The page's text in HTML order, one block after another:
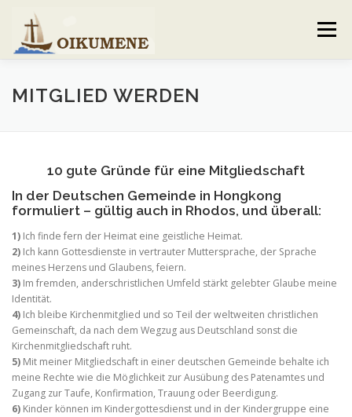
content
Menu
AKTUELLES VERANSTALTUNGEN
VERHALTENSKODEX GALERIE KONTAKT
MITGLIED WERDEN
10 gute Gründe für eine Mitgliedschaft
In der Deutschen Gemeinde in Hongkong
formuliert – gültig auch in Rhodos, und überall:
1) Ich finde fern der Heimat eine geistliche Heimat.
2) Ich kann Gottesdienste in vertrauter Muttersprache, der Sprache
meines Herzens und Glaubens, feiern.
3) Im fremden, anderschristlichen Umfeld stärkt gelebter Glaube meine
Identität.
4) Ich bleibe Kirchenmitglied und so Teil der weltweiten christlichen
Gemeinschaft, da nach dem Wegzug aus Deutschland sonst die
Kirchenmitgliedschaft ruht.
5) Mit meiner Mitgliedschaft in einer deutschen Gemeinde behalte ich
meine Rechte wie die Möglichkeit zur Ausübung des Patenamtes und
Zugang zur Taufe, Konfirmation, Trauung oder Beerdigung.
6) Kinder können im Kindergottesdienst und in der Kindergruppe eine